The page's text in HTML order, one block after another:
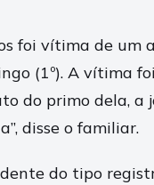
foi vítima de
(1º). A vítima
do primo dela, a
disse o familiar.
do tipo